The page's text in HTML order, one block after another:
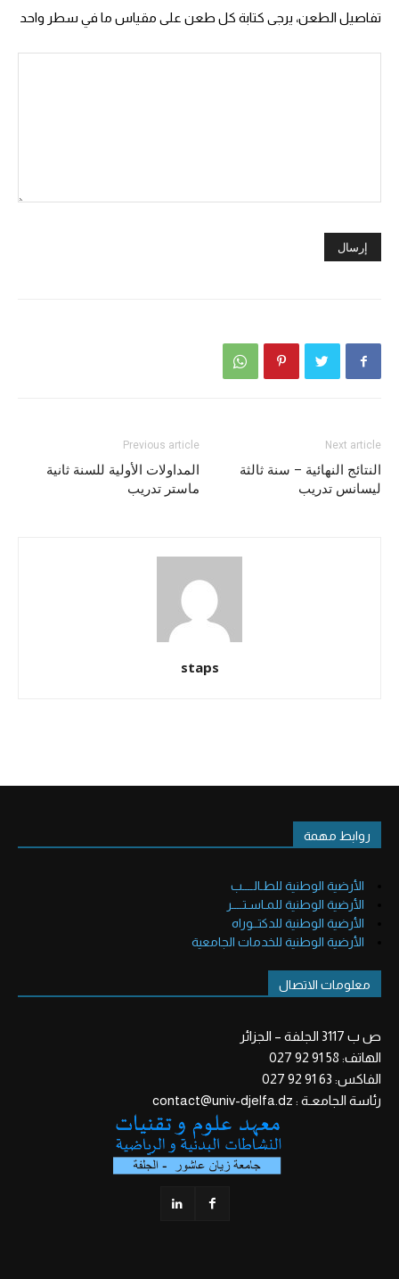
تفاصيل الطعن، يرجى كتابة كل طعن على مقياس ما في سطر واحد
Previous article
المداولات الأولية للسنة ثانية
ماستر تدريب
Next article
النتائج النهائية – سنة ثالثة
ليسانس تدريب
staps
روابط مهمة
الأرضية الوطنية للطـالــــب
الأرضية الوطنية للمـاسـتــــر
الأرضية الوطنية للدكتــوراه
الأرضية الوطنية للخدمات الجامعية
معلومات الاتصال
ص ب 3117 الجلفة – الجزائر
الهاتف: 58 91 92 027
الفاكس: 63 91 92 027
رئاسة الجامعـة : contact@univ-djelfa.dz